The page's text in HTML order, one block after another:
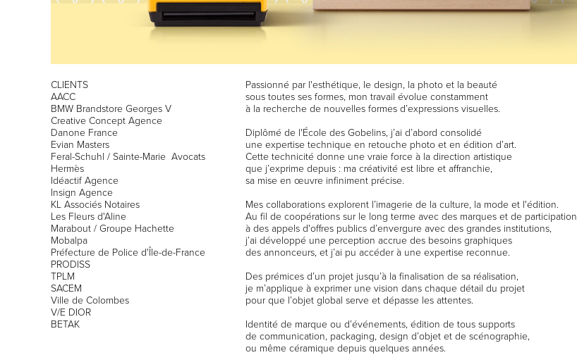
CLIENTS
AACC
BMW Brandstore Georges V
Creative Concept Agence
Danone France
Evian Masters
Feral-Schuhl / Sainte-Marie Avocats
Hermès
Idéactif Agence
Insign Agence
KL Associés Notaires
Les Fleurs d'Aline
Marabout / Groupe Hachette
Mobalpa
Préfecture de Police d'Île-de-France
PRODISS
TPLM
SACEM
Ville de Colombes
V/E DIOR
BETAK
Passionné par l'esthétique, le design, la photo et la beauté
sous toutes ses formes, mon travail évolue constamment
à la recherche de nouvelles formes d’expressions visuelles.
Diplômé de l'École des Gobelins, j’ai d’abord consolidé
une expertise technique en retouche photo et en édition d’art.
Cette technicité donne une vraie force à la direction artistique
que j’exprime depuis : ma créativité est libre et affranchie,
sa mise en œuvre infiniment précise.
Mes collaborations explorent l’imagerie de la culture, la mode et l'édition.
Au fil de coopérations sur le long terme avec des marques et de participation
à des appels d'offres publics d’envergure avec des grandes institutions,
j’ai développé une perception accrue des besoins graphiques
des annonceurs, et j’ai pu accéder à une expertise reconnue.
Des prémices d’un projet jusqu’à la finalisation de sa réalisation,
je m’applique à exprimer une vision dans chaque détail du projet
pour que l’objet global serve et dépasse les attentes.
Identité de marque ou d’événements, édition de tous supports
de communication, packaging, design d’objet et de scénographie,
ou même céramique depuis quelques années.